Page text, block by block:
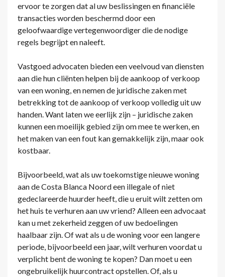
ervoor te zorgen dat al uw beslissingen en financiële
transacties worden beschermd door een
geloofwaardige vertegenwoordiger die de nodige
regels begrijpt en naleeft.
Vastgoed advocaten bieden een veelvoud van diensten
aan die hun cliënten helpen bij de aankoop of verkoop
van een woning, en nemen de juridische zaken met
betrekking tot de aankoop of verkoop volledig uit uw
handen. Want laten we eerlijk zijn – juridische zaken
kunnen een moeilijk gebied zijn om mee te werken, en
het maken van een fout kan gemakkelijk zijn, maar ook
kostbaar.
Bijvoorbeeld, wat als uw toekomstige nieuwe woning
aan de Costa Blanca Noord een illegale of niet
gedeclareerde huurder heeft, die u eruit wilt zetten om
het huis te verhuren aan uw vriend? Alleen een advocaat
kan u met zekerheid zeggen of uw bedoelingen
haalbaar zijn. Of wat als u de woning voor een langere
periode, bijvoorbeeld een jaar, wilt verhuren voordat u
verplicht bent de woning te kopen? Dan moet u een
ongebruikelijk huurcontract opstellen. Of, als u